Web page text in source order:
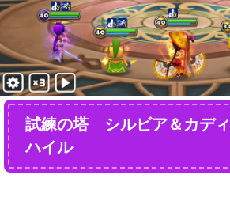
試練の塔 シルビア＆カデ
ハイル